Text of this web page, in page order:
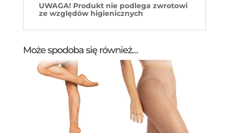
UWAGA! Produkt nie podlega zwrotowi
ze względów higienicznych
Może spodoba się również…